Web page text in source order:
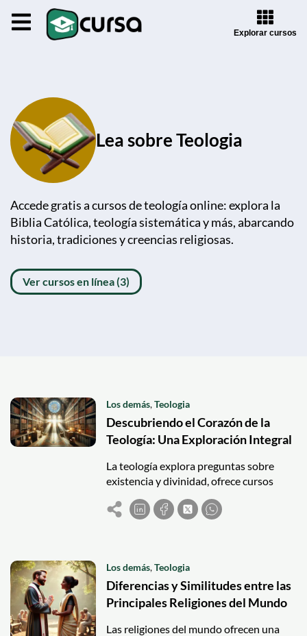
Explorar cursos
Lea sobre Teologia
Accede gratis a cursos de teología online: explora la
Biblia Católica, teología sistemática y más, abarcando
historia, tradiciones y creencias religiosas.
Ver cursos en línea (3)
Los demás,Teologia
Descubriendo el Corazón de la
Teología: Una Exploración Integral
La teología explora preguntas sobre
existencia y divinidad, ofrece cursos
sobre historia religiosa, estudios bíblicos
y religión comparativa.
Los demás,Teologia
Diferencias y Similitudes entre las
Principales Religiones del Mundo
Las religiones del mundo ofrecen una